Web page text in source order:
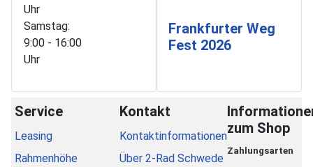
Uhr
Samstag:
9:00 - 16:00
Uhr
Frankfurter Weg
Fest 2026
Service
Leasing
Rahmenhöhe
Kontakt
Kontaktinformationen
Über 2-Rad Schwede
zum Shop
Zahlungsarten